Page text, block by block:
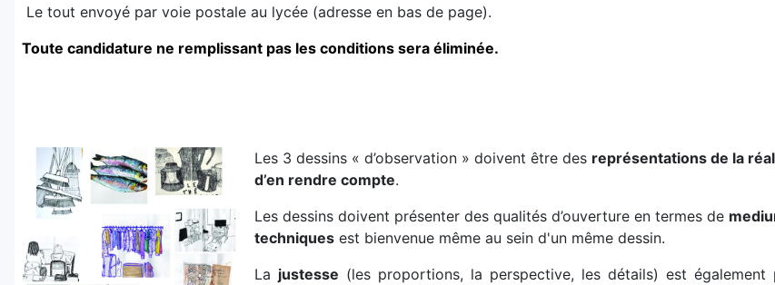
Le tout envoyé par voie postale au lycée (adresse en bas de page).
Toute candidature ne remplissant pas les conditions sera éliminée.
Les 3 dessins « d’observation » doivent être des représentations de la
d’en rendre compte.
Les dessins doivent présenter des qualités d’ouverture en termes de
techniques est bienvenue même au sein d'un même dessin.
La justesse (les proportions, la perspective, les détails) est également